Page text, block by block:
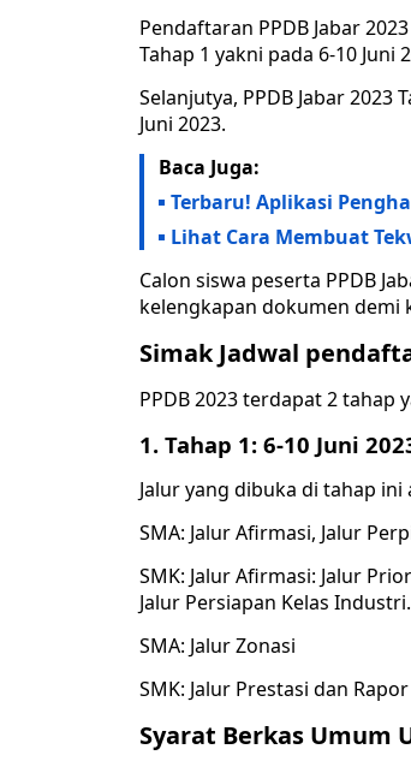
Pendaftaran PPDB Jabar
Tahap 1 yakni pada 6-10 Juni
Selanjutya, PPDB Jabar 2023
Juni 2023.
Baca Juga:
Terbaru! Aplikasi
Lihat Cara Membuat
Calon siswa peserta PPDB
kelengkapan dokumen demi
Simak Jadwal
PPDB 2023 terdapat 2 tahap
1. Tahap 1: 6-10 Juni
Jalur yang dibuka di tahap ini
SMA: Jalur Afirmasi, Jalur
SMK: Jalur Afirmasi: Jalur
Jalur Persiapan Kelas Industri.
SMA: Jalur Zonasi
SMK: Jalur Prestasi dan
Syarat Berkas Umum